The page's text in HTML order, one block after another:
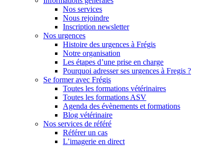
Nos services
Nous rejoindre
Inscription newsletter
Nos urgences
Histoire des urgences à Frégis
Notre organisation
Les étapes d’une prise en charge
Pourquoi adresser ses urgences à Fregis ?
Se former avec Frégis
Toutes les formations vétérinaires
Toutes les formations ASV
Agenda des évènements et formations
Blog vétérinaire
Nos services de référé
Référer un cas
L’imagerie en direct